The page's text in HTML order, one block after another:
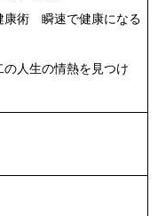
康術 瞬速で健康になる
の人生の情熱を見つけ